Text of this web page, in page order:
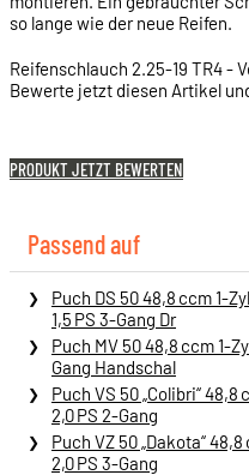
so lange wie der neue Reifen.
Reifenschlauch 2.25-19 TR4 -
Bewerte jetzt diesen Artikel
PRODUKT JETZT BEWERTEN
Passend auf
Puch DS 50 48,8 ccm 1-
1,5 PS 3-Gang Dr
Puch MV 50 48,8 ccm 1-
Gang Handschal
Puch VS 50 „Colibri“
2,0 PS 2-Gang
Puch VZ 50 „Dakota“
2,0 PS 3-Gang